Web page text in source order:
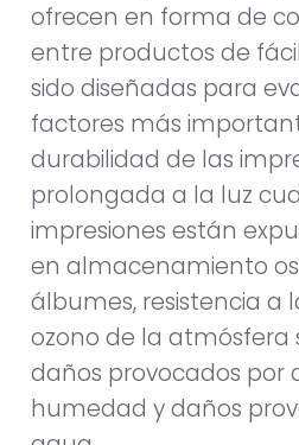
ofrecen en forma de
entre productos de
sido diseñadas para
factores más
durabilidad de las
prolongada a la luz
impresiones están
en almacenamiento
álbumes, resistencia a
ozono de la atmósfera
daños provocados por
humedad y daños